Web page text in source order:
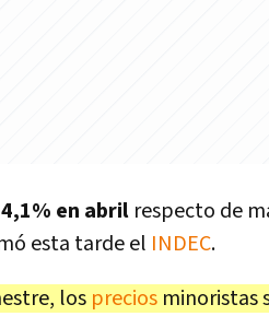
4,1% en abril respecto de
esta tarde el INDEC.
los precios minoristas